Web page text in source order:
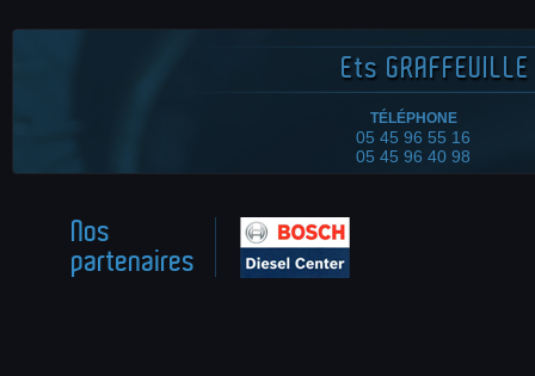
Ets
TÉLÉPHONE
05 45 96 55 16
05 45 96 40 98
Nos
partenaires